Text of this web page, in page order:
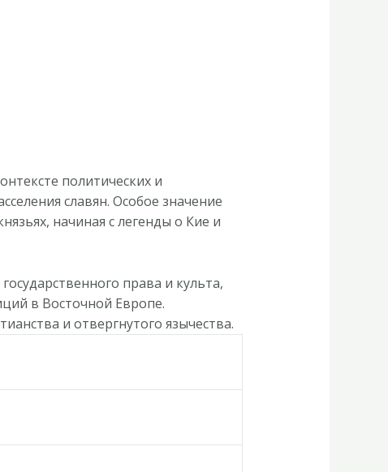
политических и
славян. Особое значение
начиная с легенды о Кие и
права и культа,
в Восточной Европе.
и отвергнутого язычества.